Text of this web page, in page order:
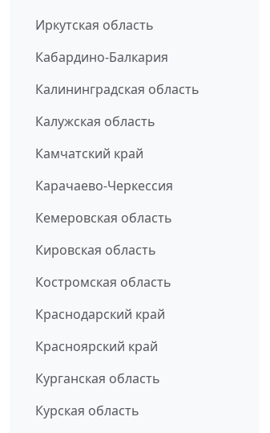
Иркутская область
Кабардино-Балкария
Калининградская область
Калужская область
Камчатский край
Карачаево-Черкессия
Кемеровская область
Кировская область
Костромская область
Краснодарский край
Красноярский край
Курганская область
Курская область